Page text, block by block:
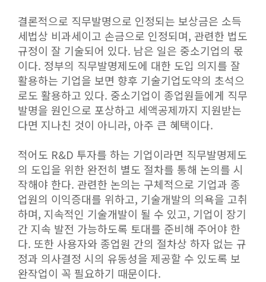
결론적으로 직무발명으로 인정되는 보상금은 소득
세법상 비과세이고 손금으로 인정되며, 관련한 법도
규정이 잘 기술되어 있다. 남은 일은 중소기업의 몫
이다. 정부의 직무발명제도에 대한 도입 의지를 잘
활용하는 기업을 보면 향후 기술기업도약의 초석으
로도 활용하고 있다. 중소기업이 종업원들에게 직무
발명을 원인으로 포상하고 세액공제까지 지원받는
다면 지나친 것이 아니라, 아주 큰 혜택이다.
적어도 R&D 투자를 하는 기업이라면 직무발명제도
의 도입을 위한 완전히 별도 절차를 통해 논의를 시
작해야 한다. 관련한 논의는 구체적으로 기업과 종
업원의 이익증대를 위하고, 기술개발의 의욕을 고취
하며, 지속적인 기술개발이 될 수 있고, 기업이 장기
간 지속 발전 가능하도록 토대를 준비해 주어야 한
다. 또한 사용자와 종업원 간의 절차상 하자 없는 규
정과 의사결정 시의 유동성을 제공할 수 있도록 보
완작업이 꼭 필요하기 때문이다.